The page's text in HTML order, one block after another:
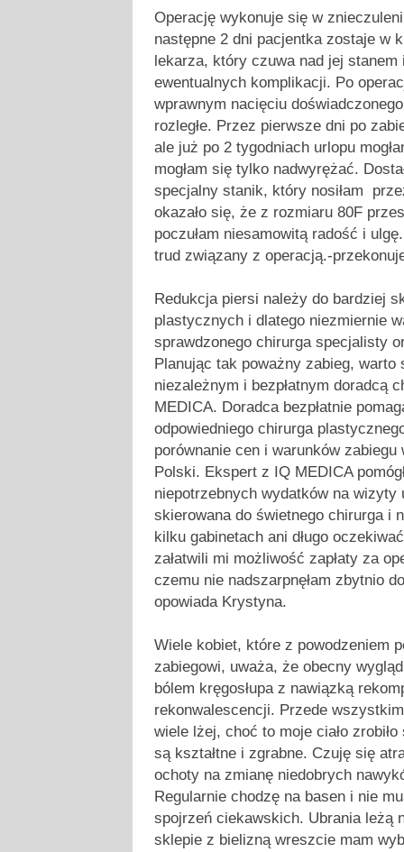
Operację wykonuje się w
następne 2 dni pacjentka zostaje w
lekarza, który czuwa nad jej
ewentualnych komplikacji. Po
wprawnym nacięciu
rozległe. Przez pierwsze dni po
ale już po 2 tygodniach urlopu
mogłam się tylko nadwyrężać.
specjalny stanik, który nosiłam
okazało się, że z rozmiaru 80F
poczułam niesamowitą radość i
trud związany z operacją.-
Redukcja piersi należy do bardziej
plastycznych i dlatego niezmiernie
sprawdzonego chirurga specjalisty
Planując tak poważny zabieg,
niezależnym i bezpłatnym doradcą
MEDICA. Doradca bezpłatnie
odpowiedniego chirurga
porównanie cen i warunków zabiegu
Polski. Ekspert z IQ MEDICA
niepotrzebnych wydatków na wizyty
skierowana do świetnego chirurga i
kilku gabinetach ani długo
załatwili mi możliwość zapłaty za
czemu nie nadszarpnęłam zbytnio
opowiada Krystyna.
Wiele kobiet, które z powodzeniem
zabiegowi, uważa, że obecny
bólem kręgosłupa z nawiązką
rekonwalescencji. Przede
wiele lżej, choć to moje ciało
są kształtne i zgrabne. Czuję się
ochoty na zmianę niedobrych
Regularnie chodzę na basen i nie
spojrzeń ciekawskich. Ubrania leżą
sklepie z bielizną wreszcie mam